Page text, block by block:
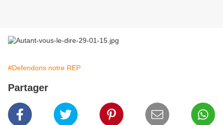
#Defendons notre REP
Partager